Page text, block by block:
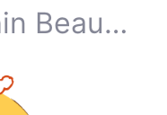
Karaté Kyokushin Beauvechain